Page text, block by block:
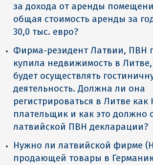
за дохода от аренды
общая стоимость аренды за
30,0 тыс. евро?
Фирма-резидент Латвии, ПВН
купила недвижимость в
будет осуществлять
деятельность. Должна ли она
регистрироваться в Литве как
плательщик и как это должно
латвийской ПВН декларации?
Нужно ли латвийской фирме
продающей товары в